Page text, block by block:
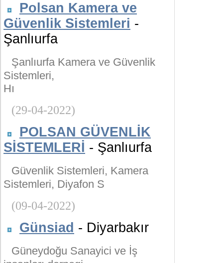
Polsan Kamera ve
Güvenlik Sistemleri -
Şanlıurfa
Şanlıurfa Kamera ve Güvenlik
Sistemleri,
Hı
(29-04-2022)
POLSAN GÜVENLİK
SİSTEMLERİ - Şanlıurfa
Güvenlik Sistemleri, Kamera
Sistemleri, Diyafon S
(09-04-2022)
Günsiad - Diyarbakır
Güneydoğu Sanayici ve İş